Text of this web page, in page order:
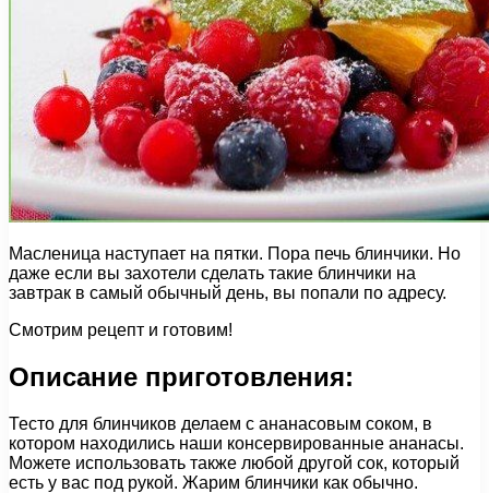
Масленица наступает на пятки. Пора печь блинчики. Но
даже если вы захотели сделать такие блинчики на
завтрак в самый обычный день, вы попали по адресу.
Смотрим рецепт и готовим!
Описание приготовления:
Тесто для блинчиков делаем с ананасовым соком, в
котором находились наши консервированные ананасы.
Можете использовать также любой другой сок, который
есть у вас под рукой. Жарим блинчики как обычно.